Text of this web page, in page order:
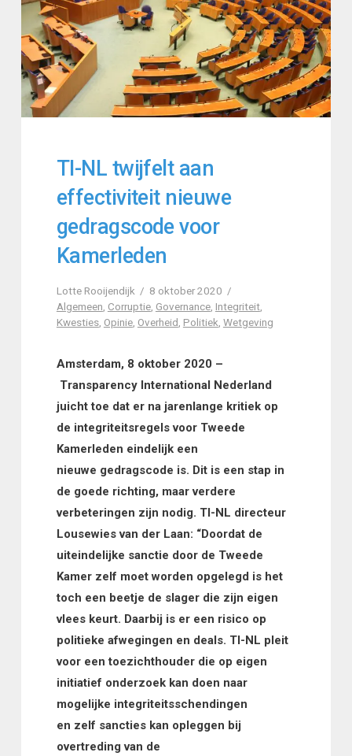
TI-NL twijfelt aan
effectiviteit nieuwe
gedragscode voor
Kamerleden
Lotte Rooijendijk
8 oktober 2020
Algemeen Corruptie, Governance, Integriteit,
Kwesties, Opinie, Overheid Politiek Wetgeving
Amsterdam, 8 oktober 2020 –
Transparency International Nederland
juicht toe dat er na jarenlange kritiek op
de integriteitsregels voor Tweede
Kamerleden eindelijk een
nieuwe gedragscode is. Dit is een stap in
de goede richting, maar verdere
verbeteringen zijn nodig. TI-NL directeur
Lousewies van der Laan: “Doordat de
uiteindelijke sanctie door de Tweede
Kamer zelf moet worden opgelegd is het
toch een beetje de slager die zijn eigen
vlees keurt. Daarbij is er een risico op
politieke afwegingen en deals. TI-NL pleit
voor een toezichthouder die op eigen
initiatief onderzoek kan doen naar
mogelijke integriteitsschendingen
en zelf sancties kan opleggen bij
overtreding van de